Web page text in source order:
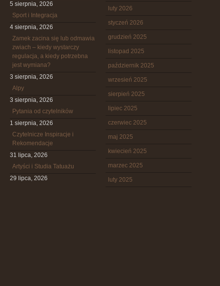
5 sierpnia, 2026
Sport i Integracja
4 sierpnia, 2026
Zamek zacina się lub odmawia
zwiach – kiedy wystarczy
regulacja, a kiedy potrzebna
jest wymiana?
3 sierpnia, 2026
Alpy
3 sierpnia, 2026
Pytania od czytelników
1 sierpnia, 2026
Czytelnicze Inspiracje i
Rekomendacje
31 lipca, 2026
Artyści i Studia Tatuażu
29 lipca, 2026
luty 2026
styczeń 2026
grudzień 2025
listopad 2025
październik 2025
wrzesień 2025
sierpień 2025
lipiec 2025
czerwiec 2025
maj 2025
kwiecień 2025
marzec 2025
luty 2025